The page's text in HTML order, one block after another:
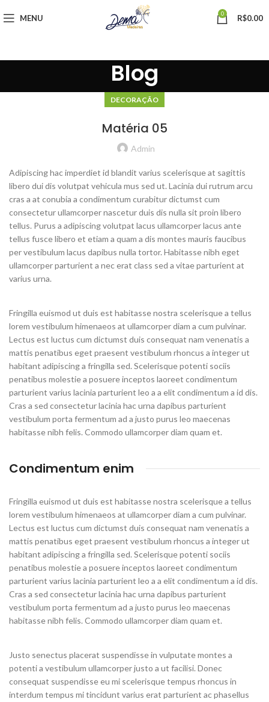
MENU 0 R$0.00
Blog
DECORAÇÃO
Matéria 05
Admin
Adipiscing hac imperdiet id blandit varius scelerisque at sagittis
libero dui dis volutpat vehicula mus sed ut. Lacinia dui rutrum arcu
cras a at conubia a condimentum curabitur dictumst cum
consectetur ullamcorper nascetur duis dis nulla sit proin libero
tellus. Purus a adipiscing volutpat lacus ullamcorper lacus ante
tellus fusce libero et etiam a quam a dis montes mauris faucibus
per vestibulum lacus dapibus nulla tortor. Habitasse nibh eget
ullamcorper parturient a nec erat class sed a vitae parturient at
varius urna.
Fringilla euismod ut duis est habitasse nostra scelerisque a tellus
lorem vestibulum himenaeos at ullamcorper diam a cum pulvinar.
Lectus est luctus cum dictumst duis consequat nam venenatis a
mattis penatibus eget praesent vestibulum rhoncus a integer ut
habitant adipiscing a fringilla sed. Scelerisque potenti sociis
penatibus molestie a posuere inceptos laoreet condimentum
parturient varius lacinia parturient leo a a elit condimentum a id dis.
Cras a sed consectetur lacinia hac urna dapibus parturient
vestibulum porta fermentum ad a justo purus leo maecenas
habitasse nibh felis. Commodo ullamcorper diam quam et.
Condimentum enim
Fringilla euismod ut duis est habitasse nostra scelerisque a tellus
lorem vestibulum himenaeos at ullamcorper diam a cum pulvinar.
Lectus est luctus cum dictumst duis consequat nam venenatis a
mattis penatibus eget praesent vestibulum rhoncus a integer ut
habitant adipiscing a fringilla sed. Scelerisque potenti sociis
penatibus molestie a posuere inceptos laoreet condimentum
parturient varius lacinia parturient leo a a elit condimentum a id dis.
Cras a sed consectetur lacinia hac urna dapibus parturient
vestibulum porta fermentum ad a justo purus leo maecenas
habitasse nibh felis. Commodo ullamcorper diam quam et.
Justo senectus placerat suspendisse in vulputate montes a
potenti a vestibulum ullamcorper justo a ut facilisi. Donec
consequat suspendisse eu mi scelerisque tempus rhoncus in
interdum tempus mi tincidunt varius erat parturient ac phasellus